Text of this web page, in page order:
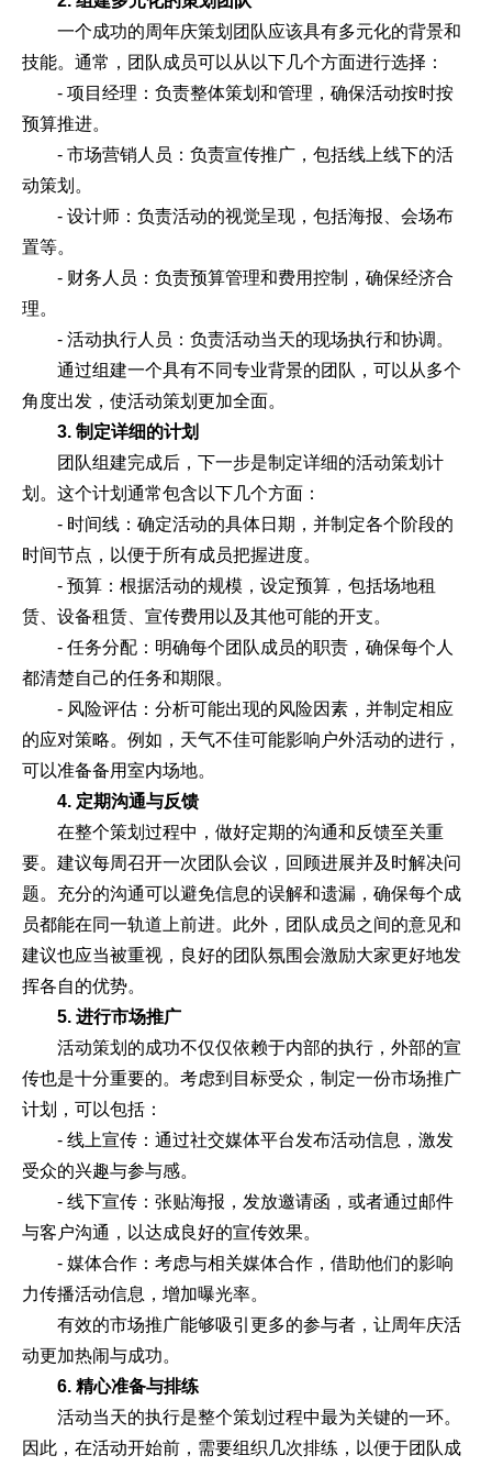
一个成功的周年庆策划团队应该具有多元化的背景和
技能。通常，团队成员可以从以下几个方面进行选择：
- 项目经理：负责整体策划和管理，确保活动按时按
预算推进。
- 市场营销人员：负责宣传推广，包括线上线下的活
动策划。
- 设计师：负责活动的视觉呈现，包括海报、会场布
置等。
- 财务人员：负责预算管理和费用控制，确保经济合
理。
- 活动执行人员：负责活动当天的现场执行和协调。
通过组建一个具有不同专业背景的团队，可以从多个
角度出发，使活动策划更加全面。
3. 制定详细的计划
团队组建完成后，下一步是制定详细的活动策划计
划。这个计划通常包含以下几个方面：
- 时间线：确定活动的具体日期，并制定各个阶段的
时间节点，以便于所有成员把握进度。
- 预算：根据活动的规模，设定预算，包括场地租
赁、设备租赁、宣传费用以及其他可能的开支。
- 任务分配：明确每个团队成员的职责，确保每个人
都清楚自己的任务和期限。
- 风险评估：分析可能出现的风险因素，并制定相应
的应对策略。例如，天气不佳可能影响户外活动的进行，
可以准备备用室内场地。
4. 定期沟通与反馈
在整个策划过程中，做好定期的沟通和反馈至关重
要。建议每周召开一次团队会议，回顾进展并及时解决问
题。充分的沟通可以避免信息的误解和遗漏，确保每个成
员都能在同一轨道上前进。此外，团队成员之间的意见和
建议也应当被重视，良好的团队氛围会激励大家更好地发
挥各自的优势。
5. 进行市场推广
活动策划的成功不仅仅依赖于内部的执行，外部的宣
传也是十分重要的。考虑到目标受众，制定一份市场推广
计划，可以包括：
- 线上宣传：通过社交媒体平台发布活动信息，激发
受众的兴趣与参与感。
- 线下宣传：张贴海报，发放邀请函，或者通过邮件
与客户沟通，以达成良好的宣传效果。
- 媒体合作：考虑与相关媒体合作，借助他们的影响
力传播活动信息，增加曝光率。
有效的市场推广能够吸引更多的参与者，让周年庆活
动更加热闹与成功。
6. 精心准备与排练
活动当天的执行是整个策划过程中最为关键的一环。
因此，在活动开始前，需要组织几次排练，以便于团队成